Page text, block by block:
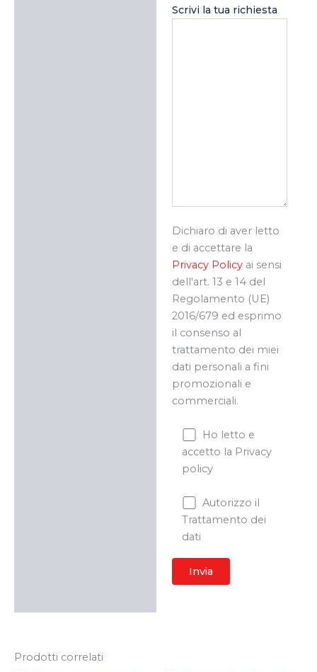
Scrivi la tua richiesta
Dichiaro di aver letto
e di accettare la
Privacy Policyai sensi
dell'art. 13 e 14 del
Regolamento (UE)
2016/679 ed esprimo
il consenso al
trattamento dei miei
dati personali a fini
promozionali e
commerciali.
Ho letto e
accetto la Privacy
policy
Autorizzo il
Trattamento dei
dati
Prodotti correlati